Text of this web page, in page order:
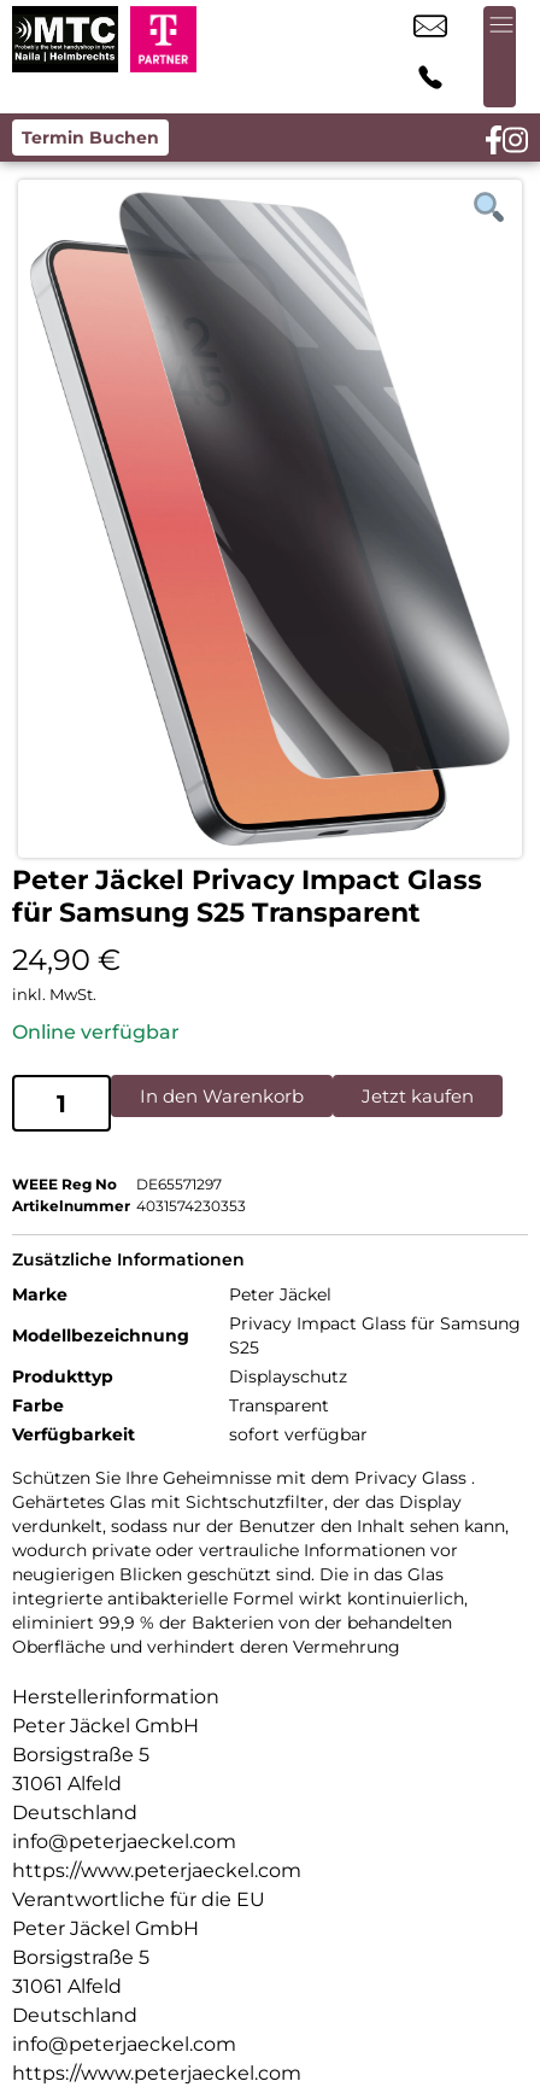
Termin Buchen
Peter Jäckel Privacy Impact Glass
für Samsung S25 Transparent
24,90 €
inkl. MwSt.
Online verfügbar
In den Warenkorb Jetzt kaufen
WEEE Reg No
DE65571297
Artikelnummer 4031574230353
Zusätzliche Informationen
Marke
Peter Jäckel
Modellbezeichnung
Privacy Impact Glass für Samsung
S25
Produkttyp
Displayschutz
Farbe
Transparent
Verfügbarkeit
sofort verfügbar
Schützen Sie Ihre Geheimnisse mit dem Privacy Glass .
Gehärtetes Glas mit Sichtschutzfilter, der das Display
verdunkelt, sodass nur der Benutzer den Inhalt sehen kann,
wodurch private oder vertrauliche Informationen vor
neugierigen Blicken geschützt sind. Die in das Glas
integrierte antibakterielle Formel wirkt kontinuierlich,
eliminiert 99,9 % der Bakterien von der behandelten
Oberfläche und verhindert deren Vermehrung
Herstellerinformation
Peter Jäckel GmbH
Borsigstraße 5
31061 Alfeld
Deutschland
info@peterjaeckel.com
https://www.peterjaeckel.com
Verantwortliche für die EU
Peter Jäckel GmbH
Borsigstraße 5
31061 Alfeld
Deutschland
info@peterjaeckel.com
https://www.peterjaeckel.com